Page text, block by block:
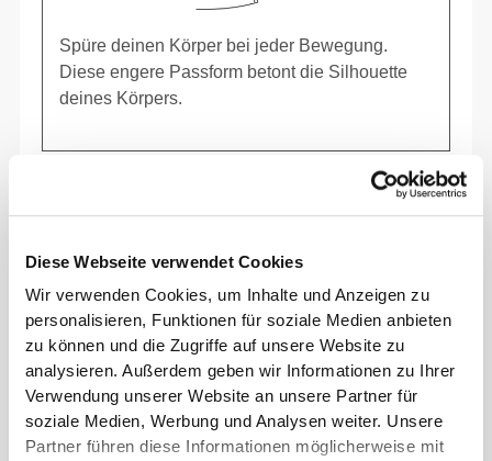
Diese Webseite verwendet Cookies
Wir verwenden Cookies, um Inhalte und Anzeigen zu
personalisieren, Funktionen für soziale Medien anbieten
zu können und die Zugriffe auf unsere Website zu
analysieren. Außerdem geben wir Informationen zu Ihrer
Verwendung unserer Website an unsere Partner für
soziale Medien, Werbung und Analysen weiter. Unsere
Partner führen diese Informationen möglicherweise mit
Spüre deinen Körper bei jeder Bewegung.
Diese engere Passform betont die Silhouette
deines Körpers.